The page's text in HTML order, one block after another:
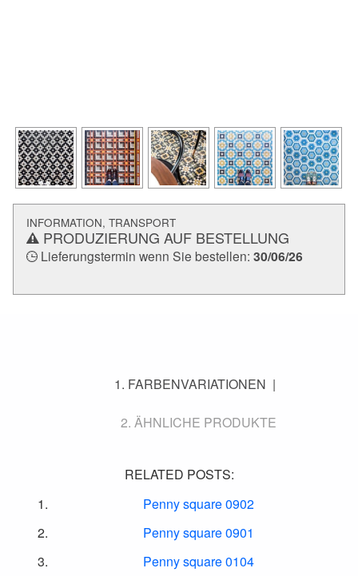
INFORMATION, TRANSPORT
PRODUZIERUNG AUF BESTELLUNG
Lieferungstermin wenn Sie bestellen: 30/06/26
FARBENVARIATIONEN
ÄHNLICHE PRODUKTE
RELATED POSTS:
Penny square 0902
Penny square 0901
Penny square 0104